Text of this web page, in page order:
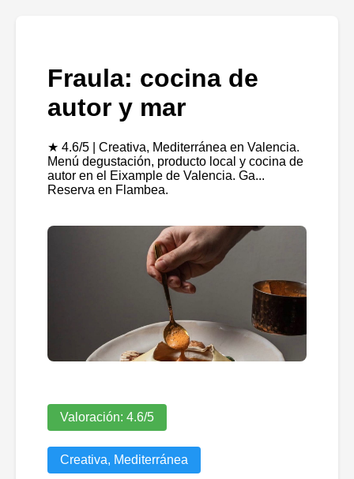
Fraula: cocina de
autor y mar
★ 4.6/5 | Creativa, Mediterránea en Valencia.
Menú degustación, producto local y cocina de
autor en el Eixample de Valencia. Ga...
Reserva en Flambea.
Valoración: 4.6/5
Creativa, Mediterránea